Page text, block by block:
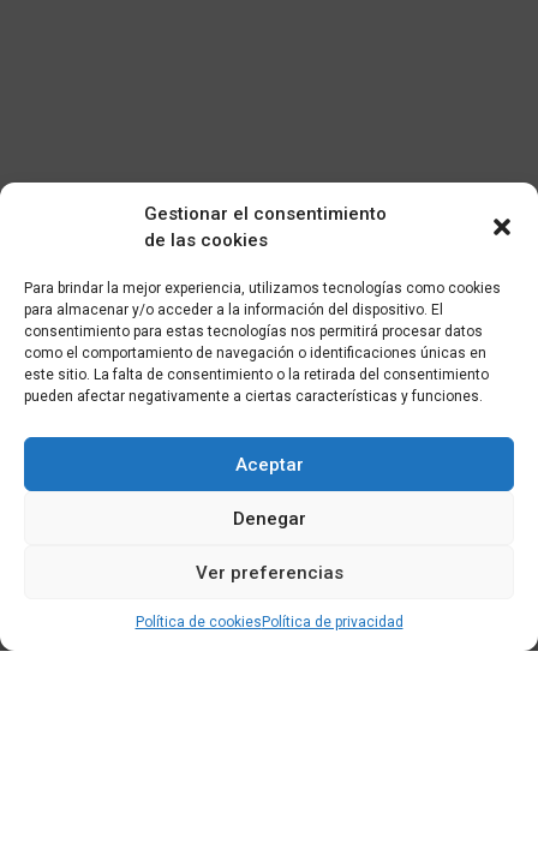
Gestionar el consentimiento
de las cookies
Para brindar la mejor experiencia, utilizamos tecnologías como cookies
para almacenar y/o acceder a la información del dispositivo. El
consentimiento para estas tecnologías nos permitirá procesar datos
como el comportamiento de navegación o identificaciones únicas en
este sitio. La falta de consentimiento o la retirada del consentimiento
pueden afectar negativamente a ciertas características y funciones.
Aceptar
Denegar
Ver preferencias
Política de cookies Política de privacidad